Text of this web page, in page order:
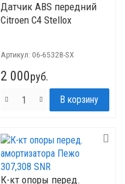
Датчик ABS передний
Citroen C4 Stellox
Артикул: 06-65328-SX
2 000руб.
К-кт опоры перед.